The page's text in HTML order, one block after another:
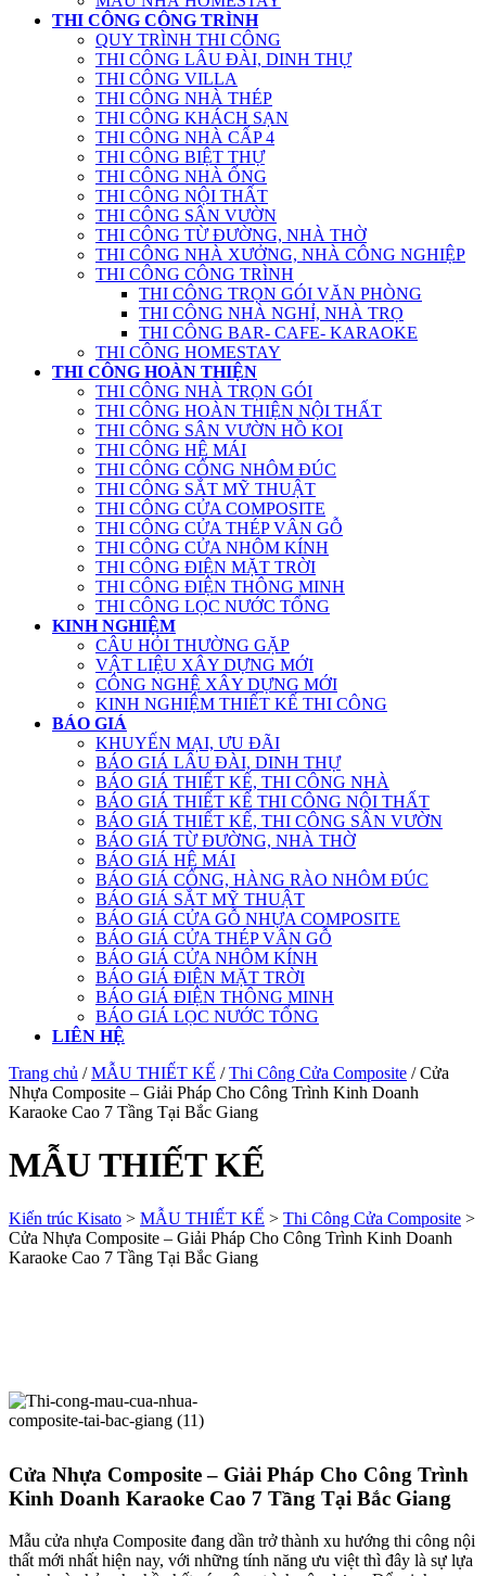
THI CÔNG CÔNG TRÌNH
QUY TRÌNH THI CÔNG
THI CÔNG LÂU ĐÀI, DINH THỰ
THI CÔNG VILLA
THI CÔNG NHÀ THÉP
THI CÔNG KHÁCH SẠN
THI CÔNG NHÀ CẤP 4
THI CÔNG BIỆT THỰ
THI CÔNG NHÀ ỐNG
THI CÔNG NỘI THẤT
THI CÔNG SÂN VƯỜN
THI CÔNG TỪ ĐƯỜNG, NHÀ THỜ
THI CÔNG NHÀ XƯỞNG, NHÀ CÔNG NGHIỆP
THI CÔNG CÔNG TRÌNH
THI CÔNG TRỌN GÓI VĂN PHÒNG
THI CÔNG NHÀ NGHỈ, NHÀ TRỌ
THI CÔNG BAR- CAFE- KARAOKE
THI CÔNG HOMESTAY
THI CÔNG HOÀN THIỆN
THI CÔNG NHÀ TRỌN GÓI
THI CÔNG HOÀN THIỆN NỘI THẤT
THI CÔNG SÂN VƯỜN HỒ KOI
THI CÔNG HỆ MÁI
THI CÔNG CỔNG NHÔM ĐÚC
THI CÔNG SẮT MỸ THUẬT
THI CÔNG CỬA COMPOSITE
THI CÔNG CỬA THÉP VÂN GỖ
THI CÔNG CỬA NHÔM KÍNH
THI CÔNG ĐIỆN MẶT TRỜI
THI CÔNG ĐIỆN THÔNG MINH
THI CÔNG LỌC NƯỚC TỔNG
KINH NGHIỆM
CÂU HỎI THƯỜNG GẶP
VẬT LIỆU XÂY DỰNG MỚI
CÔNG NGHỆ XÂY DỰNG MỚI
KINH NGHIỆM THIẾT KẾ THI CÔNG
BÁO GIÁ
KHUYẾN MẠI, ƯU ĐÃI
BÁO GIÁ LÂU ĐÀI, DINH THỰ
BÁO GIÁ THIẾT KẾ, THI CÔNG NHÀ
BÁO GIÁ THIẾT KẾ THI CÔNG NỘI THẤT
BÁO GIÁ THIẾT KẾ, THI CÔNG SÂN VƯỜN
BÁO GIÁ TỪ ĐƯỜNG, NHÀ THỜ
BÁO GIÁ HỆ MÁI
BÁO GIÁ CỔNG, HÀNG RÀO NHÔM ĐÚC
BÁO GIÁ SẮT MỸ THUẬT
BÁO GIÁ CỬA GỖ NHỰA COMPOSITE
BÁO GIÁ CỬA THÉP VÂN GỖ
BÁO GIÁ CỬA NHÔM KÍNH
BÁO GIÁ ĐIỆN MẶT TRỜI
BÁO GIÁ ĐIỆN THÔNG MINH
BÁO GIÁ LỌC NƯỚC TỔNG
LIÊN HỆ
Trang chủ /MẪU THIẾT KẾ /Thi Công Cửa Composite / Cửa
Nhựa Composite – Giải Pháp Cho Công Trình Kinh Doanh
Karaoke Cao 7 Tầng Tại Bắc Giang
MẪU THIẾT KẾ
Kiến trúc Kisato > MẪU THIẾT KẾ > Thi Công Cửa Composite >
Cửa Nhựa Composite – Giải Pháp Cho Công Trình Kinh Doanh
Karaoke Cao 7 Tầng Tại Bắc Giang
Cửa Nhựa Composite – Giải Pháp Cho Công Trình
Kinh Doanh Karaoke Cao 7 Tầng Tại Bắc Giang
Mẫu cửa nhựa Composite đang dần trở thành xu hướng thi công nội
thất mới nhất hiện nay, với những tính năng ưu việt thì đây là sự lựa